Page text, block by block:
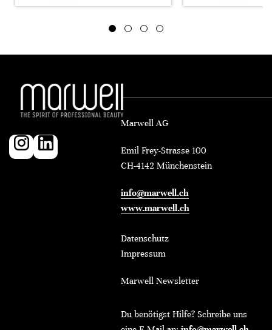
Marwell AG
Emil Frey-Strasse 100
CH-4142 Münchenstein
info@marwell.ch
www.marwell.ch
Datenschutz
Impressum
Marwell Newsletter
Du benötigst Hilfe? Schreibe uns